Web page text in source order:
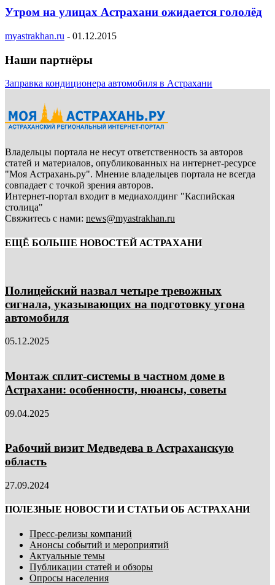
Утром на улицах Астрахани ожидается гололёд
myastrakhan.ru - 01.12.2015
Наши партнёры
Заправка кондиционера автомобиля в Астрахани
Владельцы портала не несут ответственность за авторов
статей и материалов, опубликованных на интернет-ресурсе
"Моя Астрахань.ру". Мнение владельцев портала не всегда
совпадает с точкой зрения авторов.
Интернет-портал входит в медиахолдинг "Каспийская
столица"
Свяжитесь с нами: news@myastrakhan.ru
ЕЩЁ БОЛЬШЕ НОВОСТЕЙ АСТРАХАНИ
Полицейский назвал четыре тревожных
сигнала, указывающих на подготовку угона
автомобиля
05.12.2025
Монтаж сплит-системы в частном доме в
Астрахани: особенности, нюансы, советы
09.04.2025
Рабочий визит Медведева в Астраханскую
область
27.09.2024
ПОЛЕЗНЫЕ НОВОСТИ И СТАТЬИ ОБ АСТРАХАНИ
Пресс-релизы компаний
Анонсы событий и мероприятий
Актуальные темы
Публикации статей и обзоры
Опросы населения